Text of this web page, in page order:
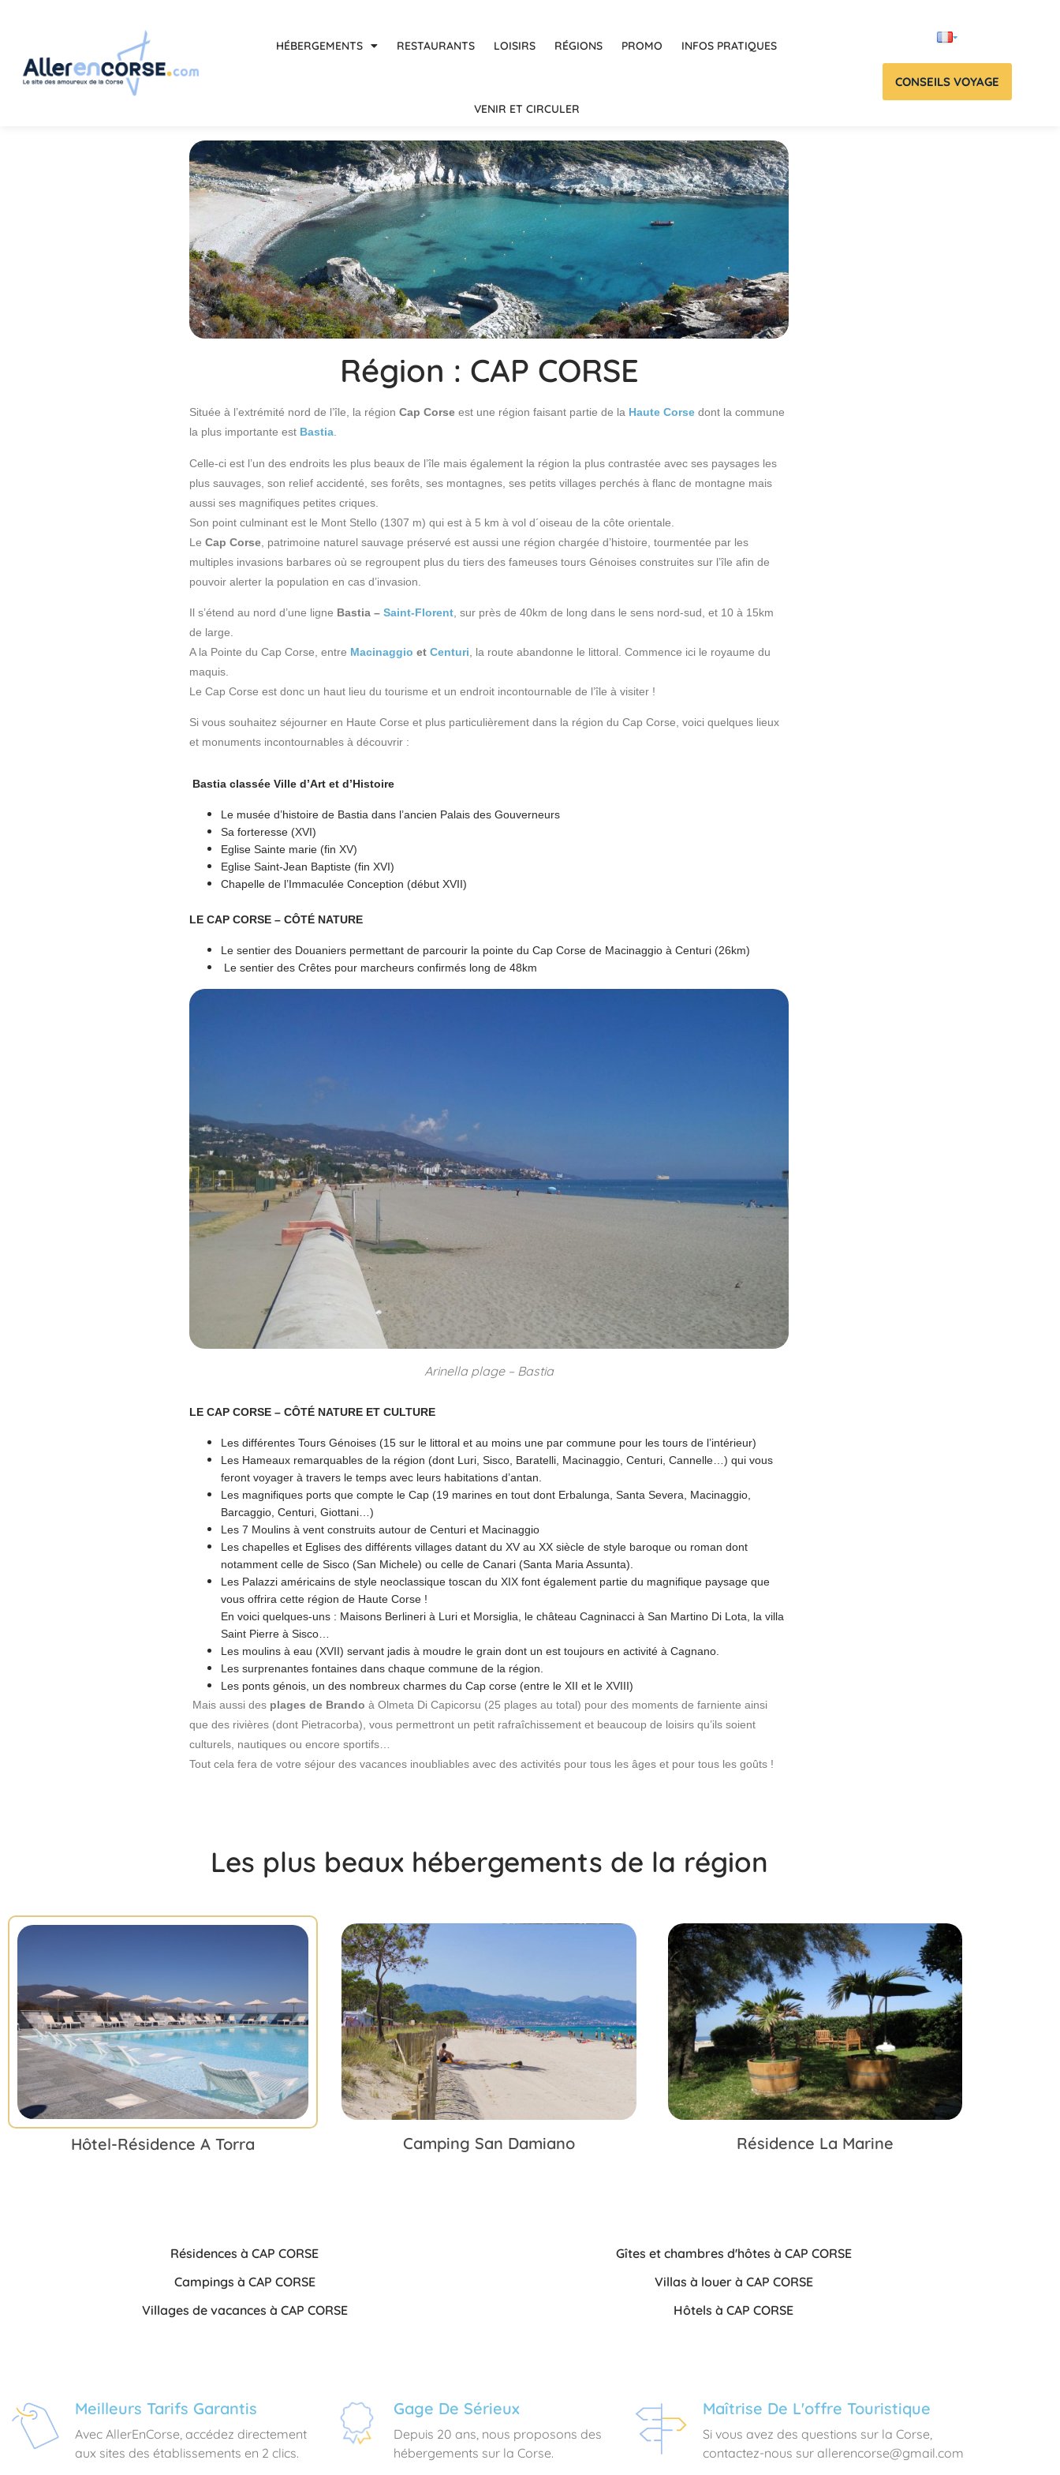
HÉBERGEMENTS RESTAURANTS LOISIRS RÉGIONS PROMO INFOS PRATIQUES
VENIR ET CIRCULER
CONSEILS VOYAGE
Région : CAP CORSE
Située à l’extrémité nord de l’île, la région Cap Corse est une région faisant partie de la Haute Corse dont la commune
la plus importante est Bastia.
Celle-ci est l’un des endroits les plus beaux de l’île mais également la région la plus contrastée avec ses paysages les
plus sauvages, son relief accidenté, ses forêts, ses montagnes, ses petits villages perchés à flanc de montagne mais
aussi ses magnifiques petites criques.
Son point culminant est le Mont Stello (1307 m) qui est à 5 km à vol d´oiseau de la côte orientale.
Le Cap Corse , patrimoine naturel sauvage préservé est aussi une région chargée d’histoire, tourmentée par les
multiples invasions barbares où se regroupent plus du tiers des fameuses tours Génoises construites sur l’île afin de
pouvoir alerter la population en cas d’invasion.
Il s’étend au nord d’une ligne Bastia – Saint-Florent , sur près de 40km de long dans le sens nord-sud, et 10 à 15km
de large.
A la Pointe du Cap Corse, entre Macinaggio et Centuri , la route abandonne le littoral. Commence ici le royaume du
maquis.
Le Cap Corse est donc un haut lieu du tourisme et un endroit incontournable de l’île à visiter !
Si vous souhaitez séjourner en Haute Corse et plus particulièrement dans la région du Cap Corse, voici quelques lieux
et monuments incontournables à découvrir :
Bastia classée Ville d’Art et d’Histoire
Le musée d’histoire de Bastia dans l’ancien Palais des Gouverneurs
Sa forteresse (XVI)
Eglise Sainte marie (fin XV)
Eglise Saint-Jean Baptiste (fin XVI)
Chapelle de l’Immaculée Conception (début XVII)
LE CAP CORSE – CÔTÉ NATURE
Le sentier des Douaniers permettant de parcourir la pointe du Cap Corse de Macinaggio à Centuri (26km)
Le sentier des Crêtes pour marcheurs confirmés long de 48km
Arinella plage – Bastia
LE CAP CORSE – CÔTÉ NATURE ET CULTURE
Les différentes Tours Génoises (15 sur le littoral et au moins une par commune pour les tours de l’intérieur)
Les Hameaux remarquables de la région (dont Luri, Sisco, Baratelli, Macinaggio, Centuri, Cannelle…) qui vous
feront voyager à travers le temps avec leurs habitations d’antan.
Les magnifiques ports que compte le Cap (19 marines en tout dont Erbalunga, Santa Severa, Macinaggio,
Barcaggio, Centuri, Giottani…)
Les 7 Moulins à vent construits autour de Centuri et Macinaggio
Les chapelles et Eglises des différents villages datant du XV au XX siècle de style baroque ou roman dont
notamment celle de Sisco (San Michele) ou celle de Canari (Santa Maria Assunta).
Les Palazzi américains de style neoclassique toscan du XIX font également partie du magnifique paysage que
vous offrira cette région de Haute Corse !
En voici quelques-uns : Maisons Berlineri à Luri et Morsiglia, le château Cagninacci à San Martino Di Lota, la villa
Saint Pierre à Sisco…
Les moulins à eau (XVII) servant jadis à moudre le grain dont un est toujours en activité à Cagnano.
Les surprenantes fontaines dans chaque commune de la région.
Les ponts génois, un des nombreux charmes du Cap corse (entre le XII et le XVIII)
Mais aussi des plages de Brando à Olmeta Di Capicorsu (25 plages au total) pour des moments de farniente ainsi
que des rivières (dont Pietracorba), vous permettront un petit rafraîchissement et beaucoup de loisirs qu’ils soient
culturels, nautiques ou encore sportifs…
Tout cela fera de votre séjour des vacances inoubliables avec des activités pour tous les âges et pour tous les goûts !
Les plus beaux hébergements de la région
Hôtel-Résidence A Torra Camping San Damiano Résidence La Marine
Résidences à CAP CORSE
Campings à CAP CORSE
Villages de vacances à CAP CORSE
Gîtes et chambres d'hôtes à CAP CORSE
Villas à louer à CAP CORSE
Hôtels à CAP CORSE
Meilleurs Tarifs Garantis
Avec AllerEnCorse, accédez directement
aux sites des établissements en 2 clics.
Gage De Sérieux
Depuis 20 ans, nous proposons des
hébergements sur la Corse.
Maîtrise De L'offre Touristique
Si vous avez des questions sur la Corse,
contactez-nous sur allerencorse@gmail.com